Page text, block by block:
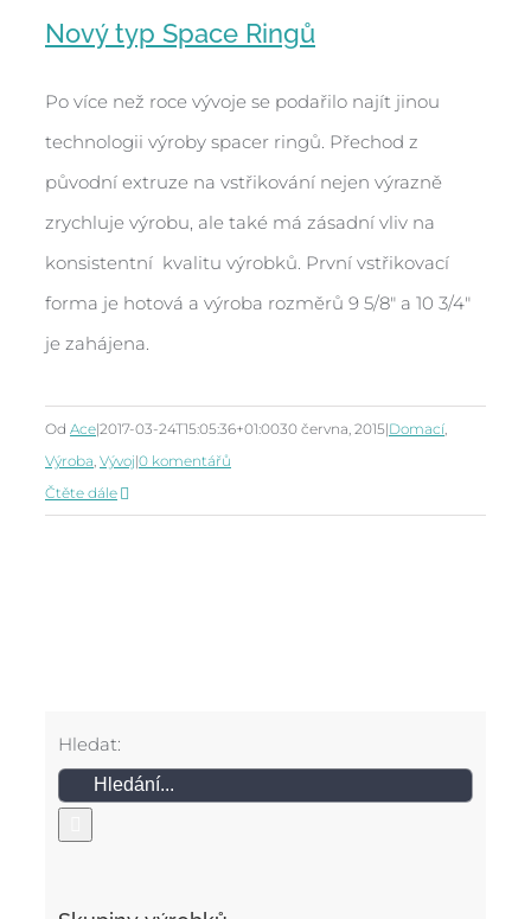
Nový typ Space Ringů
Nový typ Space Ringů
Po více než roce vývoje se podařilo najít jinou
technologii výroby spacer ringů. Přechod z
původní extruze na vstřikování nejen výrazně
zrychluje výrobu, ale také má zásadní vliv na
konsistentní kvalitu výrobků. První vstřikovací
forma je hotová a výroba rozměrů 9 5/8" a 10 3/4"
je zahájena.
Od Ace|2017-03-24T15:05:36+01:0030 června, 2015|Domací,
Výroba, Vývoj|0 komentářů
Čtěte dále
Hledat: